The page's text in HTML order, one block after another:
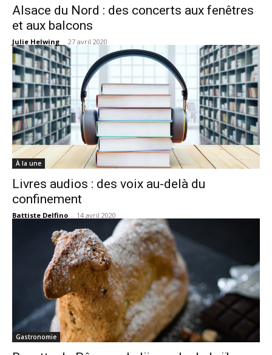
Alsace du Nord : des concerts aux fenêtres
et aux balcons
Julie Helwing - 27 avril 2020
À la une
Livres audios : des voix au-delà du
confinement
Battiste Delfino - 14 avril 2020
Gastronomie